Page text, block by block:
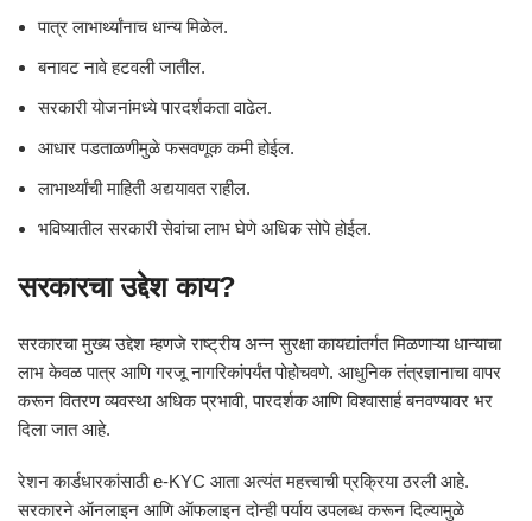
पात्र लाभार्थ्यांनाच धान्य मिळेल.
बनावट नावे हटवली जातील.
सरकारी योजनांमध्ये पारदर्शकता वाढेल.
आधार पडताळणीमुळे फसवणूक कमी होईल.
लाभार्थ्यांची माहिती अद्ययावत राहील.
भविष्यातील सरकारी सेवांचा लाभ घेणे अधिक सोपे होईल.
सरकारचा उद्देश काय?
सरकारचा मुख्य उद्देश म्हणजे राष्ट्रीय अन्न सुरक्षा कायद्यांतर्गत मिळणाऱ्या धान्याचा
लाभ केवळ पात्र आणि गरजू नागरिकांपर्यंत पोहोचवणे. आधुनिक तंत्रज्ञानाचा वापर
करून वितरण व्यवस्था अधिक प्रभावी, पारदर्शक आणि विश्वासार्ह बनवण्यावर भर
दिला जात आहे.
रेशन कार्डधारकांसाठी e-KYC आता अत्यंत महत्त्वाची प्रक्रिया ठरली आहे.
सरकारने ऑनलाइन आणि ऑफलाइन दोन्ही पर्याय उपलब्ध करून दिल्यामुळे